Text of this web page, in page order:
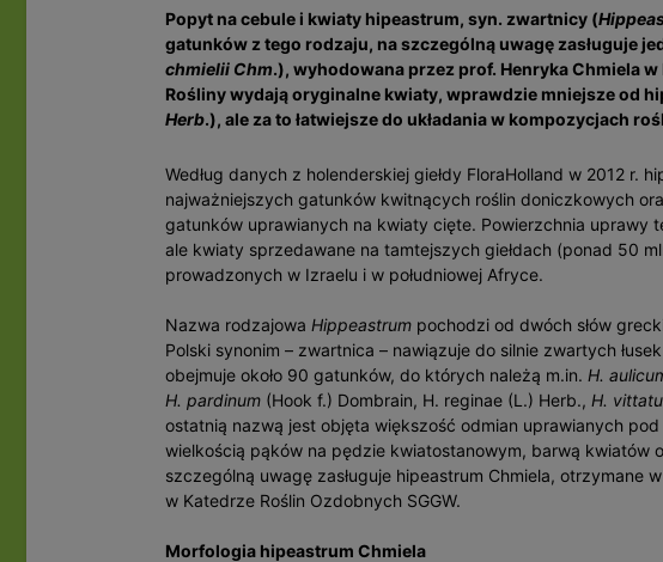
Popyt na cebule i kwiaty hipeastrum, syn. zwartnicy (
gatunków z tego rodzaju, na szczególną uwagę zasługuje
chmielii Chm.), wyhodowana przez prof. Henryka Chmiela
Rośliny wydają oryginalne kwiaty, wprawdzie mniejsze od
Herb.), ale za to łatwiejsze do układania w kompozycjach
Według danych z holenderskiej giełdy FloraHolland w 2012 r.
najważniejszych gatunków kwitnących roślin doniczkowych
gatunków uprawianych na kwiaty cięte. Powierzchnia uprawy
ale kwiaty sprzedawane na tamtejszych giełdach (ponad 50
prowadzonych w Izraelu i w południowej Afryce.
Nazwa rodzajowa Hippeastrum pochodzi od dwóch słów
Polski synonim – zwartnica – nawiązuje do silnie zwartych
obejmuje około 90 gatunków, do których należą m.in. H.
H. pardinum (Hook f.) Dombrain, H. reginae (L.) Herb., H.
ostatnią nazwą jest objęta większość odmian uprawianych pod
wielkością pąków na pędzie kwiatostanowym, barwą kwiatów
szczególną uwagę zasługuje hipeastrum Chmiela, otrzymane
w Katedrze Roślin Ozdobnych SGGW.
Morfologia hipeastrum Chmiela